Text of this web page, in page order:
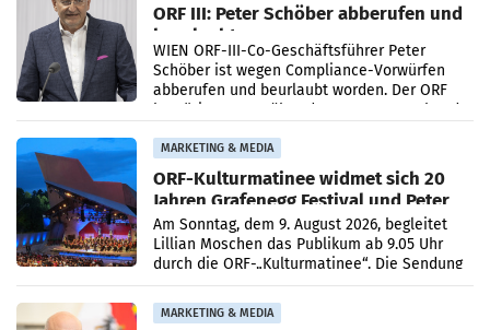
ORF III: Peter Schöber abberufen und
beurlaubt
WIEN ORF-III-Co-Geschäftsführer Peter
Schöber ist wegen Compliance-Vorwürfen
abberufen und beurlaubt worden. Der ORF
bestätigte gegenüber der APA entsprechende
MARKETING & MEDIA
ORF-Kulturmatinee widmet sich 20
Jahren Grafenegg Festival und Peter
Simonischek
Am Sonntag, dem 9. August 2026, begleitet
Lillian Moschen das Publikum ab 9.05 Uhr
durch die ORF-„Kulturmatinee“. Die Sendung
startet mit der Dokumentation „20 Jahre
Grafenegg
MARKETING & MEDIA